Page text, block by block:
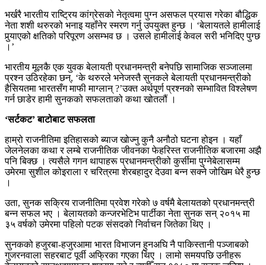
भर्खरै भारतीय राष्ट्रिय कांग्रेसको नेतृत्वमा पुग्न असफल प्रयास गरेका बौद्धिक
नेता शशी थरुरको भनाइ यहाँनेर स्मरण गर्नु उपयुक्त हुन्छ । ‘बेलायतले हामीलाई
पुर्‍याएको क्षतिको परिपूरण असम्भव छ । उसले हामीलाई केवल सरी भनिदिए पुग्छ
।’
भारतीय मूलकै एक युवक बेलायती प्रधानमन्त्री बनेपछि सामाजिक सञ्जालमा
प्रश्न उठिरहेका छन्, ‘के थरुरले भनेजस्तै सुनकले बेलायती प्रधानमन्त्रीको
हैसियतमा भारतसँग माफी माग्लान् ?’उक्त अर्थपूर्ण प्रश्नको सम्भावित विश्लेषण
गर्न छाडेर हामी सुनकको सफलताको कथा खोतलौं ।
‘सर्टकट’ बाटोबाट सफलता
हाम्रो राजनीतिमा इतिहासको ब्याज खोज्नु कुनै अनौठो घटना होइन । यहाँ
जेलनेलका कथा र लम्बे राजनीतिक जीवनका फेहरिस्त राजनीतिक बजारमा अझै
पनि बिक्छ । त्यसैले गगन थापाहरू प्रधानमन्त्रीको कुर्सीमा पुग्नेबेलासम्म
उमेरमा सुशील कोइराला र चरित्रमा शेरबहादुर देउवा बन्न सक्ने जोखिम धेरै हुन्छ
।
उता, सुनक सक्रिय राजनीतिमा प्रवेश गरेको ७ वर्षमै बेलायतको प्रधानमन्त्री
बन्न सफल भए । बेलायतको कन्जरभेटिभ पार्टीका नेता सुनक सन् २०१५ मा
३५ वर्षको उमेरमा पहिलो पटक संसदको निर्वाचन जितेका थिए ।
सुनकको हजुरबा-हजुरआमा भारत विभाजन हुनअघि नै पाकिस्तानी पञ्जाबको
गुजरनवाला सहरबाट पूर्वी अफ्रिका गएका थिए । लामो समयपछि उनीहरू